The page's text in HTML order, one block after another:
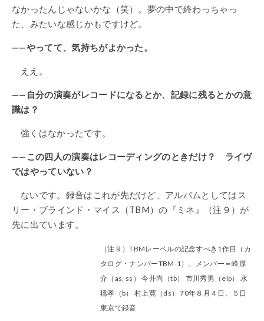
なかったんじゃないかな（笑）。夢の中で終わっちゃっ
た、みたいな感じかもですけど。
——やってて、気持ちがよかった。
ええ。
——自分の演奏がレコードになるとか、記録に残るとかの意
識は？
強くはなかったです。
——この四人の演奏はレコーディングのときだけ？ ライヴ
ではやっていない？
ないです。録音はこれが先だけど、アルバムとしてはス
リー・ブラインド・マイス（TBM）の『ミネ』（注９）が
先に出ています。
（注９）TBMレーベルの記念すべき1作目（カ
タログ・ナンバーTBM-1）。メンバー＝峰厚
介（as, ss） 今井尚（tb） 市川秀男（elp） 水
橋孝（b） 村上寛（ds） 70年８月４日、５日
東京で録音